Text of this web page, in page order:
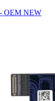
OEM NEW